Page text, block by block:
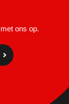
ons op.